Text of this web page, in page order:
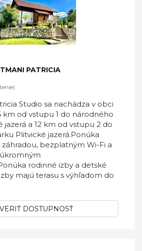
PATRICIA
Studio sa nachádza v obci
km od vstupu 1 do národného
jazerá a 12 km od vstupu 2 do
Plitvické jazerá.Ponúka
bezplatným Wi-Fi a
rodinné izby a detské
majú terasu s výhľadom do
DOSTUPNOSŤ